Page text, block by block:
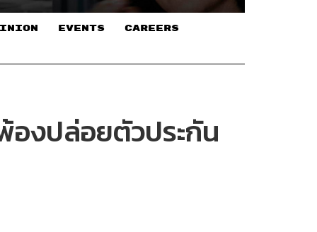
EVENTS CAREERS
องปล่อยตัวประกัน